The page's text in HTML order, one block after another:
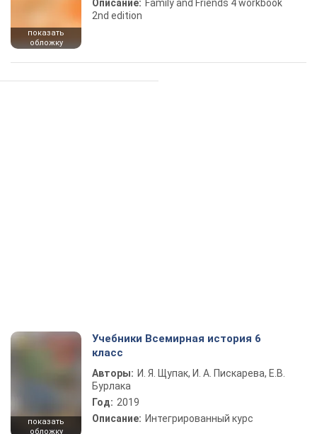
показать
обложку
Описание: Family and Friends 4 workbook
2nd edition
показать
обложку
Учебники Всемирная история 6
класс
Авторы: И. Я. Щупак, И. А. Пискарева, Е.В.
Бурлака
Год: 2019
Описание: Интегрированный курс